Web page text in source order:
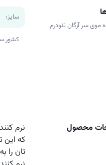
موی سر آرگان نئودرم
سایز:
کشور
محصول
که این
تان را